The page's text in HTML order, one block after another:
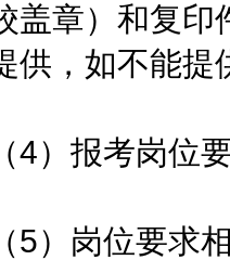
盖章）和复
供，如不能提
报考岗位要
岗位要求相